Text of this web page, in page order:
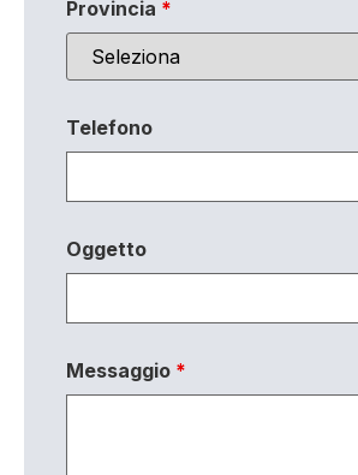
Provincia *
Telefono
Oggetto
Messaggio *